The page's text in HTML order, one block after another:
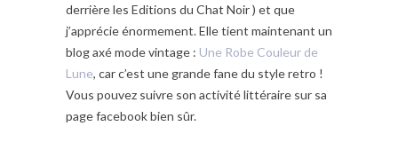
derrière les Editions du Chat Noir ) et que
j’apprécie énormement. Elle tient maintenant un
blog axé mode vintage : Une Robe Couleur de
Lune, car c’est une grande fane du style retro !
Vous pouvez suivre son activité littéraire sur sa
page facebook bien sûr.